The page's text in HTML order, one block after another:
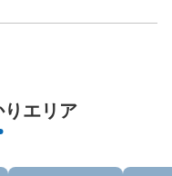
が入っているビルと
保証も完備で安心
エリア